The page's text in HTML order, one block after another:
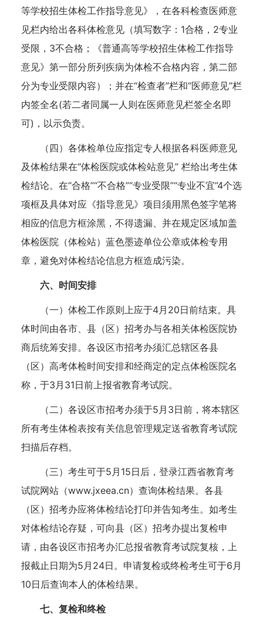
等学校招生体检工作指导意见》，在各科检查医师意
见栏内给出各科体检意见（填写数字：1合格，2专业
受限，3不合格；《普通高等学校招生体检工作指导
意见》第一部分所列疾病为体检不合格内容，第二部
分为专业受限内容）；并在“检查者”栏和“医师意见”栏
内签全名(若二者同属一人则在医师意见栏签全名即
可)，以示负责。
（四）各体检单位应指定专人根据各科医师意见
及体检结果在“体检医院或体检站意见” 栏给出考生体
检结论。在“合格”“不合格”“专业受限”“专业不宜”4个选
项框及具体对应《指导意见》项目须用黑色签字笔将
相应的信息方框涂黑，不得遗漏、并在规定区域加盖
体检医院（体检站）蓝色墨迹单位公章或体检专用
章，避免对体检结论信息方框造成污染。
六、时间安排
（一）体检工作原则上应于4月20日前结束。具
体时间由各市、县（区）招考办与各相关体检医院协
商后统筹安排。各设区市招考办须汇总辖区各县
（区）高考体检时间安排和经商定的定点体检医院名
称，于3月31日前上报省教育考试院。
（二）各设区市招考办须于5月3日前，将本辖区
所有考生体检表按有关信息管理规定送省教育考试院
扫描后存档。
（三）考生可于5月15日后，登录江西省教育考
试院网站（www.jxeea.cn）查询体检结果。各县
（区）招考办应将体检结论打印并告知考生。如考生
对体检结论存疑，可向县（区）招考办提出复检申
请，由各设区市招考办汇总报省教育考试院复核，上
报截止日期为5月24日。申请复检或终检考生可于6月
10日后查询本人的体检结果。
七、复检和终检